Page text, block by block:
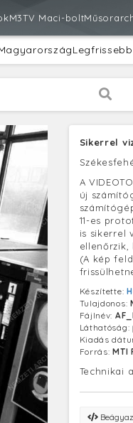
M3TV Maci-bolt
Legfrissebb
Sikerrel
A
új
11-es
is sikerrel
ellenőrzik,
(A kép
Készítette:
Tulajdonos:
Fájlnév:
Láthatóság:
Kiadás
Forrás:MTI
Technikai